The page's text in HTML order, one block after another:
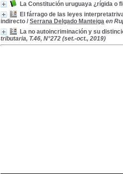
La Constitución uruguaya ¿rígida o
El fárrago de las leyes
indirecto / Serrana Delgado Manteiga en
La no autoincriminación y su
tributaria, T.46, N°272 (set.-oct., 2019)